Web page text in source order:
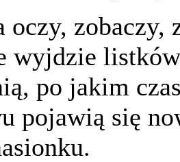
oczy,
wyjdzie
po jakim
pojawią się